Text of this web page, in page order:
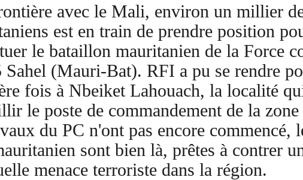
avec le Mali, environ un millier
est en train de prendre position
le bataillon mauritanien de la Force
Sahel (Mauri-Bat). RFI a pu se rendre
fois à Nbeiket Lahouach, la localité
le poste de commandement de la
du PC n'ont pas encore commencé,
sont bien là, prêtes à contrer
menace terroriste dans la région.